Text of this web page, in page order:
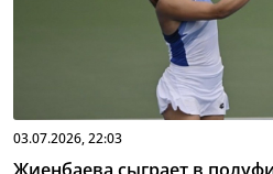
03.07.2026, 22:03
Жиенбаева сыграет в